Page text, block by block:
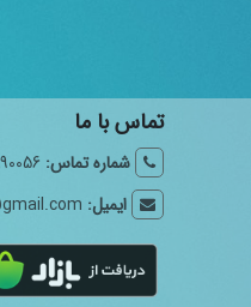
تماس با ما
شماره تماس:
ایمیل: